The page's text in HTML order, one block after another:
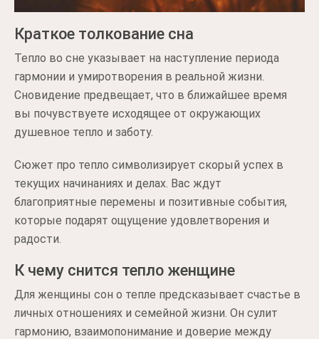
Краткое толкование сна
Тепло во сне указывает на наступление периода
гармонии и умиротворения в реальной жизни.
Сновидение предвещает, что в ближайшее время
вы почувствуете исходящее от окружающих
душевное тепло и заботу.
Сюжет про тепло символизирует скорый успех в
текущих начинаниях и делах. Вас ждут
благоприятные перемены и позитивные события,
которые подарят ощущение удовлетворения и
радости.
К чему снится тепло женщине
Для женщины сон о тепле предсказывает счастье в
личных отношениях и семейной жизни. Он сулит
гармонию, взаимопонимание и доверие между